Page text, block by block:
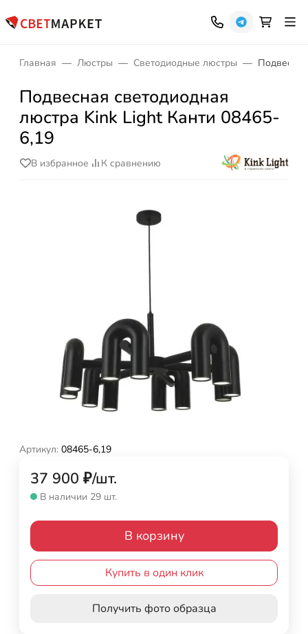
Главная Люстры Светодиодные люстры
Подвесная светодиодная
люстра Kink Light Канти 08465-
6,19
В избранное К сравнению
Артикул: 08465-6,19
37 900 ₽/шт.
В наличии 29 шт.
В корзину
Купить в один клик
Получить фото образца